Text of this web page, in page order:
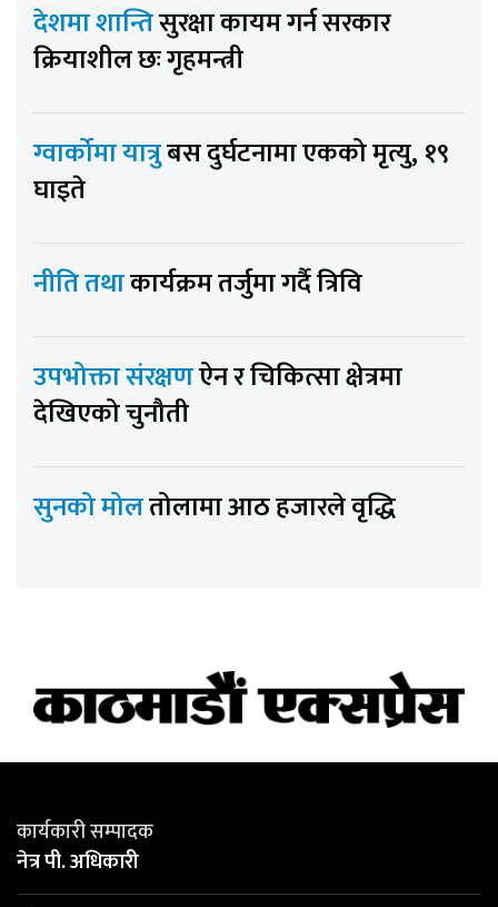
देशमा शान्तिसुरक्षा कायम गर्न सरकार
क्रियाशील छः गृहमन्त्री
ग्वार्कोमा यात्रुबस दुर्घटनामा एकको मृत्यु, १९
घाइते
नीति तथाकार्यक्रम तर्जुमा गर्दै त्रिवि
उपभोक्ता संरक्षणऐन र चिकित्सा क्षेत्रमा
देखिएको चुनौती
सुनको मोलतोलामा आठ हजारले वृद्धि
कार्यकारी सम्पादक
नेत्र पी. अधिकारी